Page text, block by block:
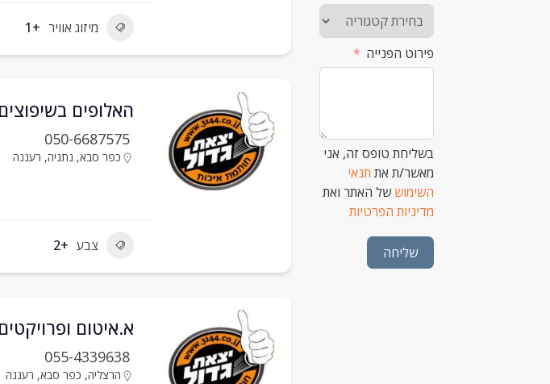
פירוט הפנייה
בשליחת טופס זה, אני
מאשר/ת את תנאי
השימוששל האתר ואת
מדיניות הפרטיות
שליחה
מיזוג אוויר +1
האלופים בשיפוצים
050-6687575
כפר סבא, נתניה, רעננה
צבע +2
א.איטום ופרויקטים
055-4339638
הרצליה, כפר סבא, רעננה